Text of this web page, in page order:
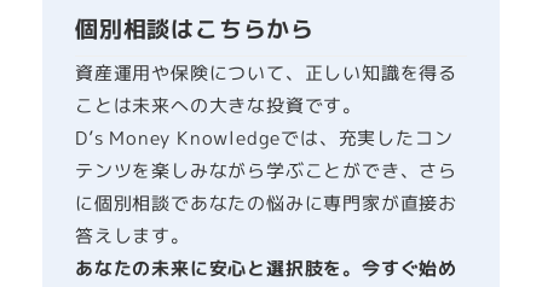
個別相談はこちらから
資産運用や保険について、正しい知識を得る
ことは未来への大きな投資です。
D’s Money Knowledgeでは、充実したコン
テンツを楽しみながら学ぶことができ、さら
に個別相談であなたの悩みに専門家が直接お
答えします。
あなたの未来に安心と選択肢を。今すぐ始め